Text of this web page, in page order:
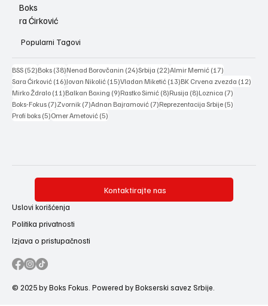
Boks
ra Ćirković
Popularni Tagovi
BSS (52)52 posts
Boks (38)38 posts
Nenad Borovčanin (24)24 posts
Srbija (22)22 posts
Almir Memić (17)
Sara Ćirković (16)16 posts
Jovan Nikolić (15)15 posts
Vladan Miketić (13)13 posts
BK Crvena zvezda (12)
Mirko Ždralo (11)11 posts
Balkan Boxing (9)9 posts
Rastko Simić (8)8 posts
Rusija (8)8 posts
Loznica (7)
Boks-Fokus (7)7 posts
Zvornik (7)7 posts
Adnan Bajramović (7)7 posts
Reprezentacija Srbije (5)
Profi boks (5)5 posts
Omer Ametović (5)
Kontaktirajte nas
Uslovi korišćenja
Politika privatnosti
Izjava o pristupačnosti
© 2025 by Boks Fokus. Powered by Bokserski savez Srbije.